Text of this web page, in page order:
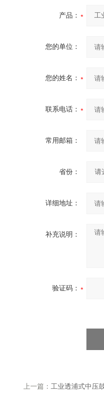
产品：
您的单位：
您的姓名：
联系电话：
常用邮箱：
省份：
详细地址：
补充说明：
验证码：
上一篇： 工业透浦式中压